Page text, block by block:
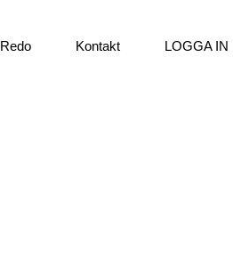
Kontakt LOGGA IN